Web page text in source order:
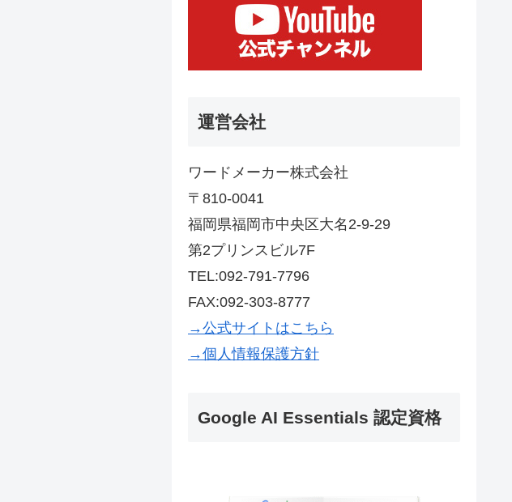
運営会社
ワードメーカー株式会社
〒810-0041
福岡県福岡市中央区大名2-9-29
第2プリンスビル7F
TEL:092-791-7796
FAX:092-303-8777
→公式サイトはこちら
→個人情報保護方針
Google AI Essentials 認定資格